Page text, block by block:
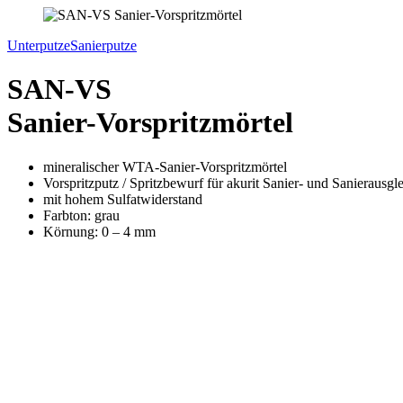
UnterputzeSanierputze
SAN-VS
Sanier-Vorspritzmörtel
mineralischer WTA-Sanier-Vorspritzmörtel
Vorspritzputz / Spritzbewurf für akurit Sanier- und
mit hohem Sulfatwiderstand
Farbton: grau
Körnung: 0 – 4 mm